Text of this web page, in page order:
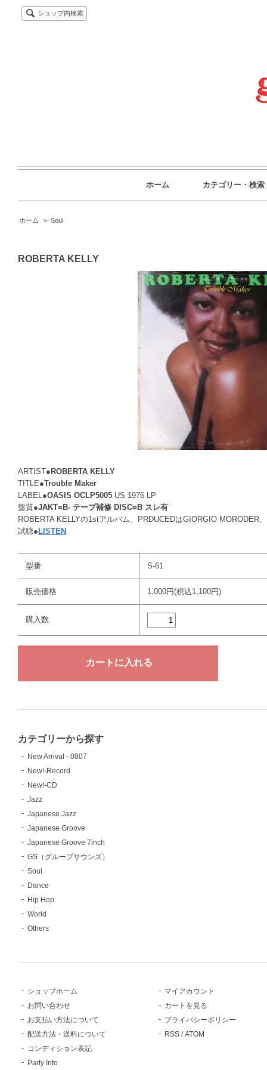
ショップ内検索
ホーム カテゴリー・検索
ホーム > Soul
ROBERTA KELLY
ARTIST● ROBERTA KELLY
TITLE●Trouble Maker
LABEL●OASIS OCLP5005 US 1976 LP
盤質●JAKT=B- テープ補修 DISC=B スレ有
ROBERTA KELLYの1stアルバム、PRDUCEDはGIORGIO MORODER
試聴● LISTEN
型番 S-61
販売価格 1,000円(税込1,100円)
購入数
カテゴリーから探す
New Arrival - 0807
New!-Record
New!-CD
Jazz
Japanese Jazz
Japanese Groove
Japanese Groove 7inch
GS（グループサウンズ）
Soul
Dance
Hip Hop
World
Others
ショップホーム
お問い合わせ
お支払い方法について
配送方法・送料について
コンディション表記
Party Info
マイアカウント
カートを見る
プライバシーポリシー
RSS /ATOM